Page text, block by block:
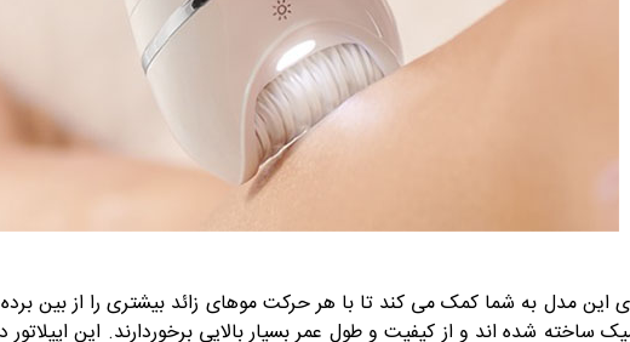
ی این مدل به شما کمک می کند تا با هر حرکت موهای زائد بیشتری را از بین
شده اند و از کیفیت و طول عمر بسیار بالایی برخوردارند. این